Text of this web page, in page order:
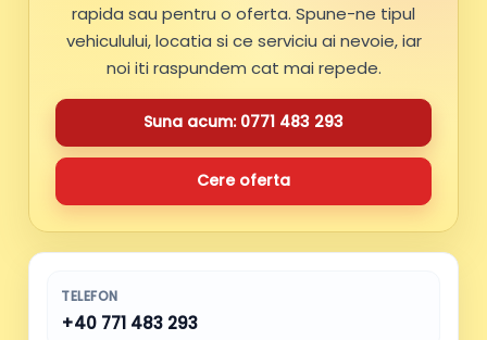
rapida sau pentru o oferta. Spune-ne tipul
vehiculului, locatia si ce serviciu ai nevoie, iar
noi iti raspundem cat mai repede.
Suna acum: 0771 483 293
Cere oferta
TELEFON
+40 771 483 293